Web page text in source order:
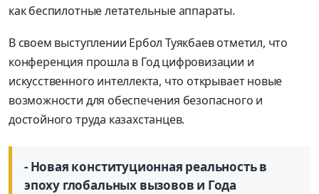
как беспилотные летательные аппараты.
В своем выступлении Ербол Туякбаев отметил, что
конференция прошла в Год цифровизации и
искусственного интеллекта, что открывает новые
возможности для обеспечения безопасного и
достойного труда казахстанцев.
- Новая конституционная реальность в
эпоху глобальных вызовов и Года